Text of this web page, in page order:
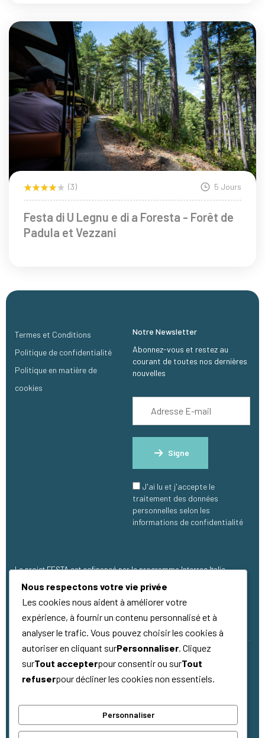
(3) 5 Jours
Festa di U Legnu e di a Foresta - Forêt de
Padula et Vezzani
Termes et Conditions
Politique de confidentialité
Politique en matière de
cookies
Notre Newsletter
Abonnez-vous et restez au
courant de toutes nos dernières
nouvelles
Signe
J'ai lu et j'accepte le
traitement des données
personnelles selon les
informations de confidentialité
Le projet FESTA est cofinancé par le programme Interreg Italie-
France Maritime 2021 - 2027, avec un financement de 1.273.304,00 €
(FEDER).
Copyright © 2026Qualité Tous droits
réservés
Nous respectons votre vie privée
Les cookies nous aident à améliorer votre
expérience, à fournir un contenu personnalisé et à
analyser le trafic. Vous pouvez choisir les cookies à
autoriser en cliquant surPersonnaliser . Cliquez
surTout accepterpour consentir ou surTout
refuserpour décliner les cookies non essentiels.
Personnaliser